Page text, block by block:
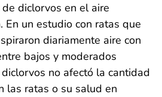
diclorvos en el aire
En un estudio con ratas que
diariamente aire con
bajos y moderados
no afectó la cantidad
las ratas o su salud en